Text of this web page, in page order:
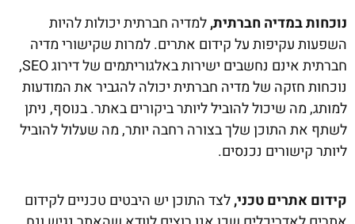
נוכחות במדיה חברתית,למדיה חברתית יכולות להיות
השפעות עקיפות על קידום אתרים. למרות שקישורי מדיה
חברתית אינם נחשבים ישירות באלגוריתמים של דירוג SEO,
נוכחות חזקה של מדיה חברתית יכולה להגביר את המודעות
למותג, מה שיכול להוביל ליותר ביקורים באתר. בנוסף, ניתן
לשתף את התוכן שלך בצורה רחבה יותר, מה שעלול להוביל
ליותר קישורים נכנסים.
קידום אתרים טכני,לצד התוכן יש היבטים טכניים לקידום